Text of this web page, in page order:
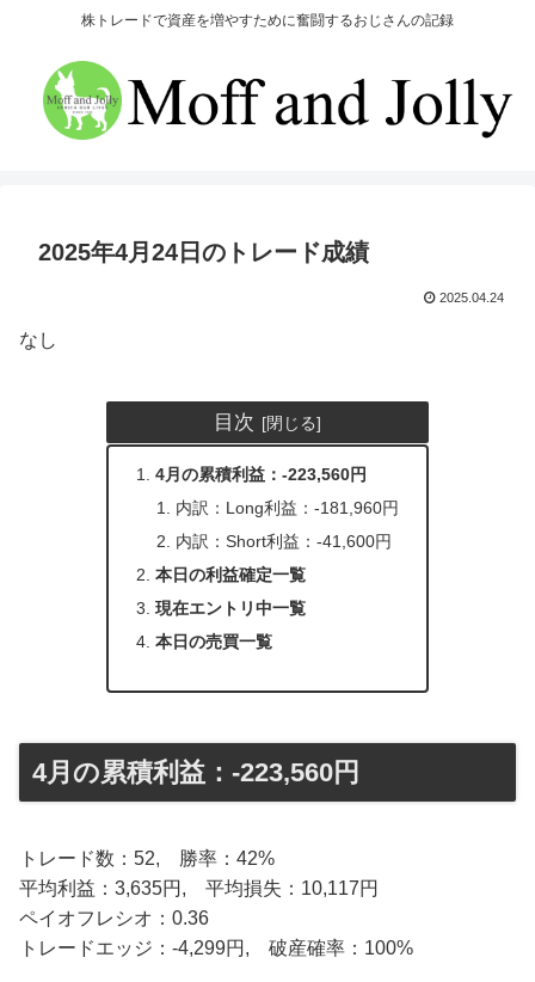
株トレードで資産を増やすために奮闘するおじさんの記録
2025年4月24日のトレード成績
2025.04.24
なし
目次
4月の累積利益：-223,560円
内訳：Long利益：-181,960円
内訳：Short利益：-41,600円
本日の利益確定一覧
現在エントリ中一覧
本日の売買一覧
4月の累積利益：-223,560円
トレード数：52, 勝率：42%
平均利益：3,635円, 平均損失：10,117円
ペイオフレシオ：0.36
トレードエッジ：-4,299円, 破産確率：100%